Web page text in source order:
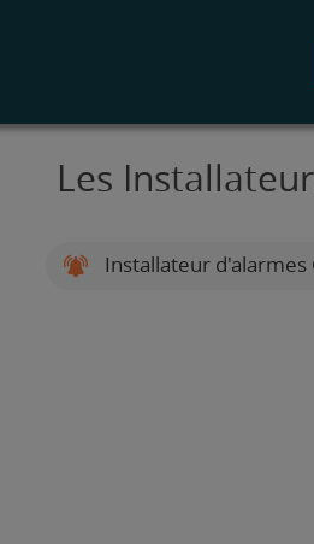
Les
Installateur d'alarmes